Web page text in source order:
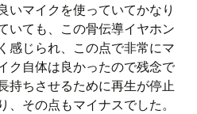
いマイクを使っていてかなり
いても、この骨伝導イヤホン
感じられ、この点で非常にマ
ク自体は良かったので残念で
持ちさせるために再生が停止
その点もマイナスでした。